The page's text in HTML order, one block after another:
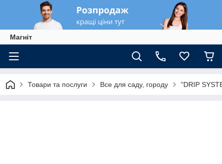
Магніт
Товари та послуги Все для саду, городу "DRIP